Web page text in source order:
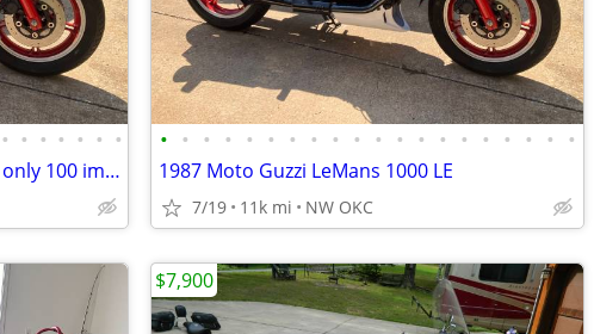
• • • • • • •
1987 Moto Guzzi LeMans 1000 LE only 100 imported to the US
• • • • • • • • • • • • • • • • • • • •
1987 Moto Guzzi LeMans 1000 LE
7/19 11k mi NW OKC
$7,900